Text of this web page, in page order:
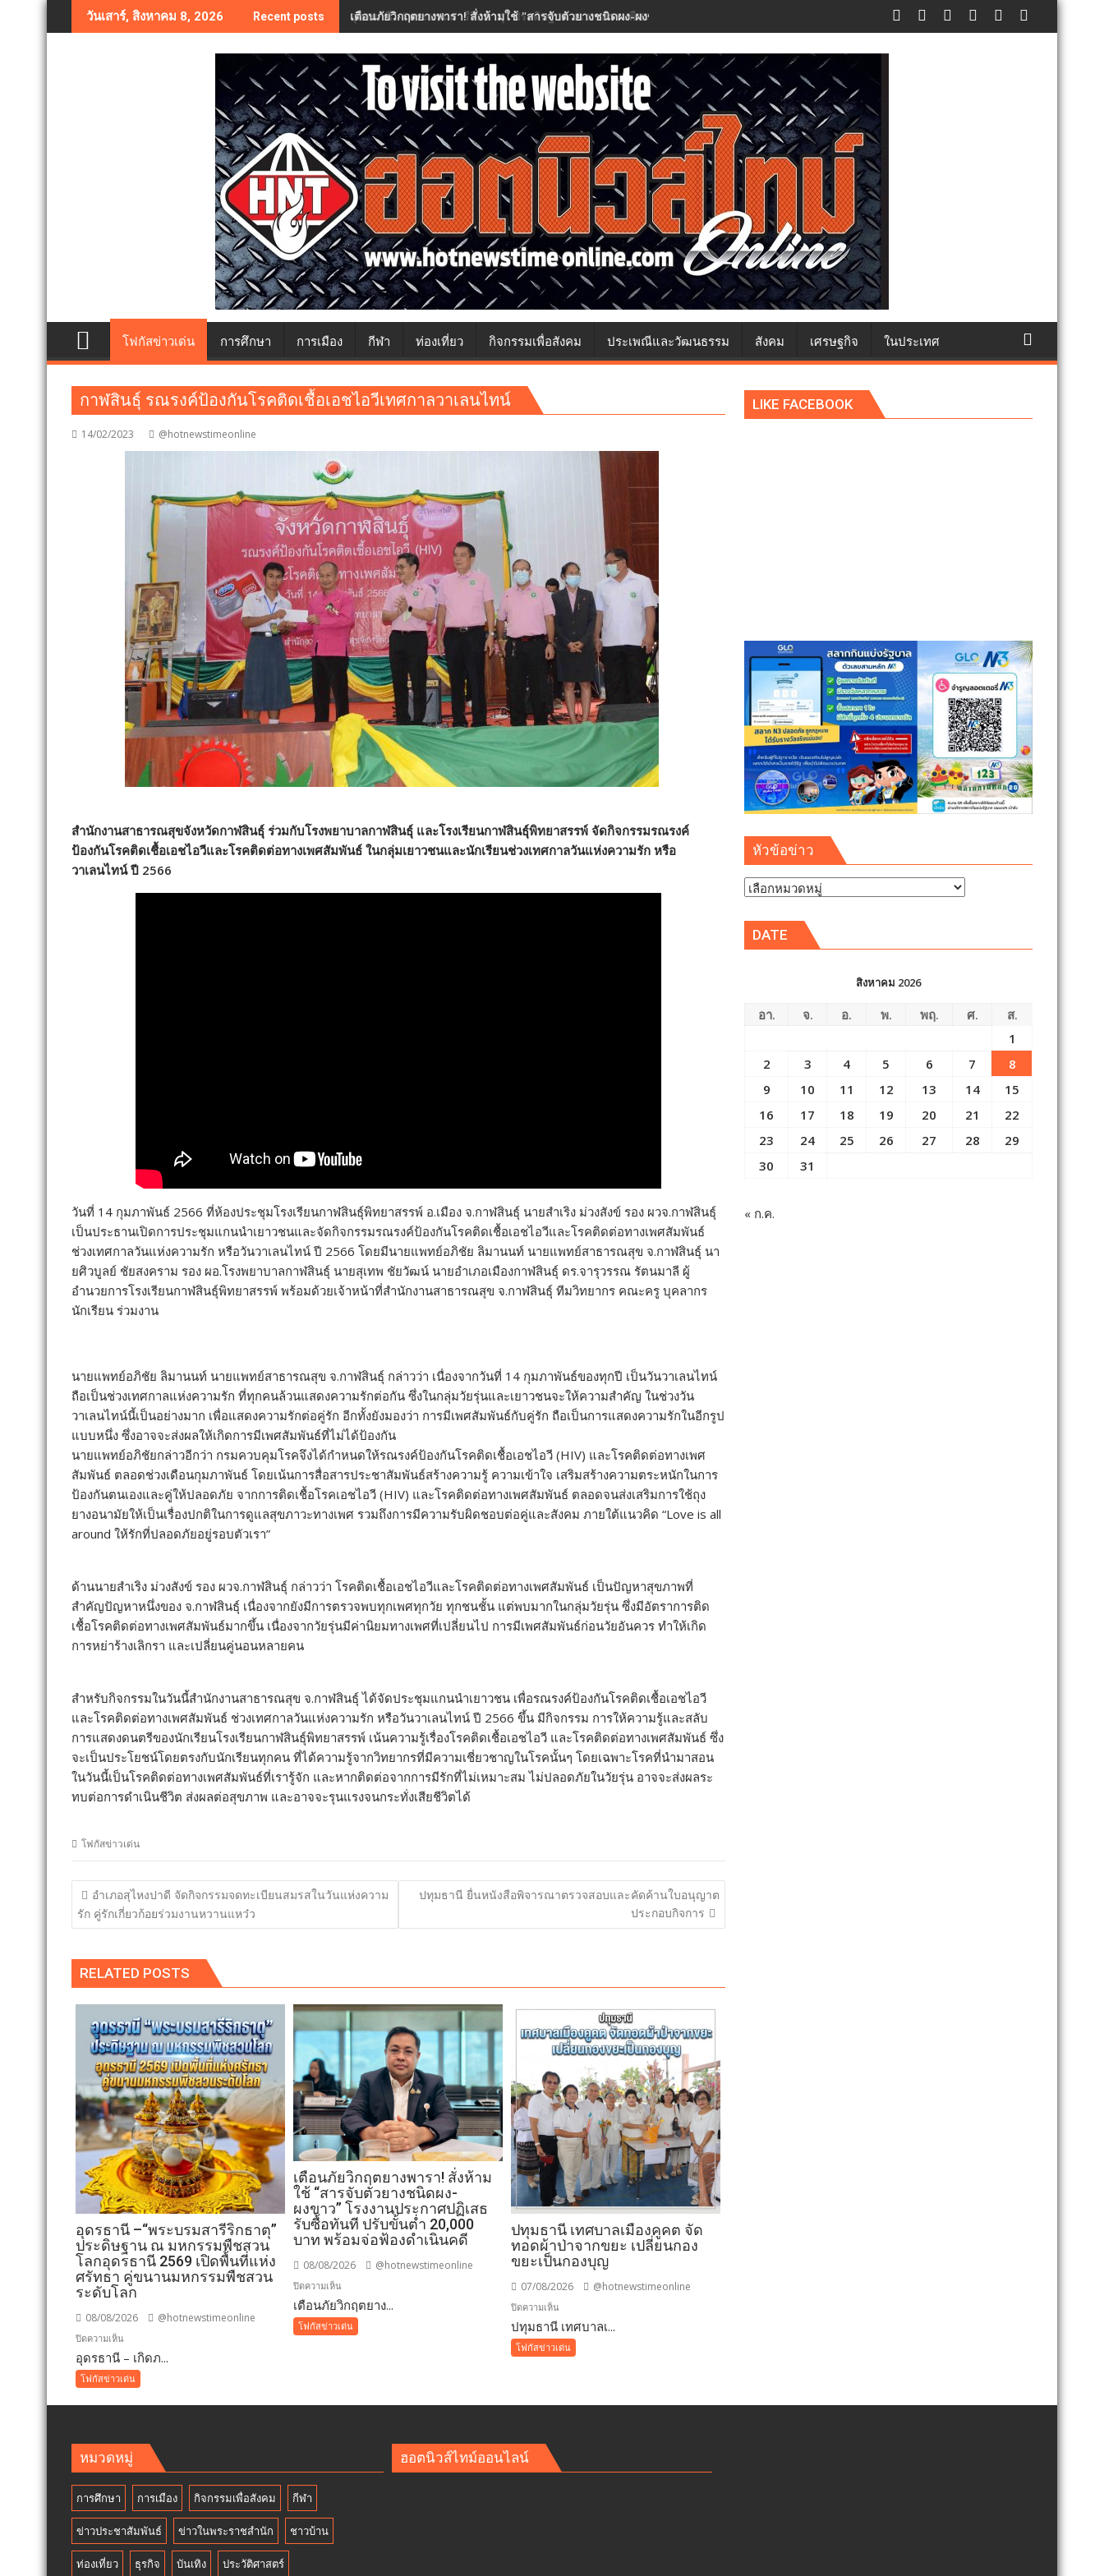
to
วันเสาร์, สิงหาคม 8, 2026 Recent posts เตือนภัยวิกฤตยางพารา! สั่งห้ามใช้ "สารจับตัวยางชนิดผง-ผงขาว" โรงงานประกาศปฏิเสธรับซื้อทันที ปรับขั้นต่ำ 20,000 บาท พร้อมจ่อฟ้องดำเนินคดี
โฟกัสข่าวเด่น การศึกษา การเมือง กีฬา ท่องเที่ยว กิจกรรมเพื่อสังคม ประเพณีและวัฒนธรรม สังคม เศรษฐกิจ ในประเทศ
กาฬสินธุ์ รณรงค์ป้องกันโรคติดเชื้อเอชไอวีเทศกาลวาเลนไทน์
14/02/2023 @hotnewstimeonline
สำนักงานสาธารณสุขจังหวัดกาฬสินธุ์ ร่วมกับโรงพยาบาลกาฬสินธุ์ และโรงเรียนกาฬสินธุ์พิทยาสรรพ์ จัดกิจกรรมรณรงค์
ป้องกันโรคติดเชื้อเอชไอวีและโรคติดต่อทางเพศสัมพันธ์ ในกลุ่มเยาวชนและนักเรียนช่วงเทศกาลวันแห่งความรัก หรือ
วาเลนไทน์ ปี 2566
วันที่ 14 กุมภาพันธ์ 2566 ที่ห้องประชุมโรงเรียนกาฬสินธุ์พิทยาสรรพ์ อ.เมือง จ.กาฬสินธุ์ นายสำเริง ม่วงสังข์ รอง ผวจ.กาฬสินธุ์
เป็นประธานเปิดการประชุมแกนนำเยาวชนและจัดกิจกรรมรณรงค์ป้องกันโรคติดเชื้อเอชไอวีและโรคติดต่อทางเพศสัมพันธ์
ช่วงเทศกาลวันแห่งความรัก หรือวันวาเลนไทน์ ปี 2566 โดยมีนายแพทย์อภิชัย ลิมานนท์ นายแพทย์สาธารณสุข จ.กาฬสินธุ์ นา
ยศิวบูลย์ ชัยสงคราม รอง ผอ.โรงพยาบาลกาฬสินธุ์ นายสุเทพ ชัยวัฒน์ นายอำเภอเมืองกาฬสินธุ์ ดร.จารุวรรณ รัตนมาลี ผู้
อำนวยการโรงเรียนกาฬสินธุ์พิทยาสรรพ์ พร้อมด้วยเจ้าหน้าที่สำนักงานสาธารณสุข จ.กาฬสินธุ์ ทีมวิทยากร คณะครู บุคลากร
นักเรียน ร่วมงาน
นายแพทย์อภิชัย ลิมานนท์ นายแพทย์สาธารณสุข จ.กาฬสินธุ์ กล่าวว่า เนื่องจากวันที่ 14 กุมภาพันธ์ของทุกปี เป็นวันวาเลนไทน์
ถือเป็นช่วงเทศกาลแห่งความรัก ที่ทุกคนล้วนแสดงความรักต่อกัน ซึ่งในกลุ่มวัยรุ่นและเยาวชนจะให้ความสำคัญ ในช่วงวัน
วาเลนไทน์นี้เป็นอย่างมาก เพื่อแสดงความรักต่อคู่รัก อีกทั้งยังมองว่า การมีเพศสัมพันธ์กับคู่รัก ถือเป็นการแสดงความรักในอีกรูป
แบบหนึ่ง ซึ่งอาจจะส่งผลให้เกิดการมีเพศสัมพันธ์ที่ไม่ได้ป้องกัน
นายแพทย์อภิชัยกล่าวอีกว่า กรมควบคุมโรคจึงได้กำหนดให้รณรงค์ป้องกันโรคติดเชื้อเอชไอวี (HIV) และโรคติดต่อทางเพศ
สัมพันธ์ ตลอดช่วงเดือนกุมภาพันธ์ โดยเน้นการสื่อสารประชาสัมพันธ์สร้างความรู้ ความเข้าใจ เสริมสร้างความตระหนักในการ
ป้องกันตนเองและคู่ให้ปลอดภัย จากการติดเชื้อโรคเอชไอวี (HIV) และโรคติดต่อทางเพศสัมพันธ์ ตลอดจนส่งเสริมการใช้ถุง
ยางอนามัยให้เป็นเรื่องปกติในการดูแลสุขภาวะทางเพศ รวมถึงการมีความรับผิดชอบต่อคู่และสังคม ภายใต้แนวคิด “Love is all
around ให้รักที่ปลอดภัยอยู่รอบตัวเรา”
ด้านนายสำเริง ม่วงสังข์ รอง ผวจ.กาฬสินธุ์ กล่าวว่า โรคติดเชื้อเอชไอวีและโรคติดต่อทางเพศสัมพันธ์ เป็นปัญหาสุขภาพที่
สำคัญปัญหาหนึ่งของ จ.กาฬสินธุ์ เนื่องจากยังมีการตรวจพบทุกเพศทุกวัย ทุกชนชั้น แต่พบมากในกลุ่มวัยรุ่น ซึ่งมีอัตราการติด
เชื้อโรคติดต่อทางเพศสัมพันธ์มากขึ้น เนื่องจากวัยรุ่นมีค่านิยมทางเพศที่เปลี่ยนไป การมีเพศสัมพันธ์ก่อนวัยอันควร ทำให้เกิด
การหย่าร้างเลิกรา และเปลี่ยนคู่นอนหลายคน
สำหรับกิจกรรมในวันนี้สำนักงานสาธารณสุข จ.กาฬสินธุ์ ได้จัดประชุมแกนนำเยาวชน เพื่อรณรงค์ป้องกันโรคติดเชื้อเอชไอวี
และโรคติดต่อทางเพศสัมพันธ์ ช่วงเทศกาลวันแห่งความรัก หรือวันวาเลนไทน์ ปี 2566 ขึ้น มีกิจกรรม การให้ความรู้และสลับ
การแสดงดนตรีของนักเรียนโรงเรียนกาฬสินธุ์พิทยาสรรพ์ เน้นความรู้เรื่องโรคติดเชื้อเอชไอวี และโรคติดต่อทางเพศสัมพันธ์ ซึ่ง
จะเป็นประโยชน์โดยตรงกับนักเรียนทุกคน ที่ได้ความรู้จากวิทยากรที่มีความเชี่ยวชาญในโรคนั้นๆ โดยเฉพาะโรคที่นำมาสอน
ในวันนี้เป็นโรคติดต่อทางเพศสัมพันธ์ที่เรารู้จัก และหากติดต่อจากการมีรักที่ไม่เหมาะสม ไม่ปลอดภัยในวัยรุ่น อาจจะส่งผลระ
ทบต่อการดำเนินชีวิต ส่งผลต่อสุขภาพ และอาจจะรุนแรงจนกระทั่งเสียชีวิตได้
โฟกัสข่าวเด่น
แนะแนว
เรื่อง
อำเภอสุไหงปาดี จัดกิจกรรมจดทะเบียนสมรสในวันแห่งความ
รัก คู่รักเกี่ยวก้อยร่วมงานหวานแหว๋ว
ปทุมธานี ยื่นหนังสือพิจารณาตรวจสอบและคัดค้านใบอนุญาต
ประกอบกิจการ
RELATED POSTS
อุดรธานี –“พระบรมสารีริกธาตุ”
ประดิษฐาน ณ มหกรรมพืชสวน
โลกอุดรธานี 2569 เปิดพื้นที่แห่ง
ศรัทธา คู่ขนานมหกรรมพืชสวน
ระดับโลก
08/08/2026 @hotnewstimeonline
ปิดความเห็น
อุดรธานี
–“พระบรม
สารีริกธาตุ”
มหกรรม
พืช
สวน
โลก
อุดรธานี
2569
เปิด
พื้นที่
อุดรธานี – เกิดภ...
โฟกัสข่าวเด่น
เตือนภัยวิกฤตยางพารา! สั่งห้าม
ใช้ “สารจับตัวยางชนิดผง-
ผงขาว” โรงงานประกาศปฏิเสธ
รับซื้อทันที ปรับขั้นต่ำ 20,000
บาท พร้อมจ่อฟ้องดำเนินคดี
08/08/2026 @hotnewstimeonline
ปิดความเห็น
เตือน
ภัย
วิกฤต
เตือนภัยวิกฤตยาง...
โฟกัสข่าวเด่น
ปทุมธานี เทศบาลเมืองคูคต จัด
ทอดผ้าป่าจากขยะ เปลี่ยนกอง
ขยะเป็นกองบุญ
07/08/2026 @hotnewstimeonline
ปิดความเห็น
ปทุมธานี
เทศบาล
เมือง
ขยะ
ปทุมธานี เทศบาลเ...
โฟกัสข่าวเด่น
LIKE FACEBOOK
หัวข้อข่าว
หัวข้อ
DATE
สิงหาคม 2026
อา. จ. อ. พ. พฤ. ศ.
ส.
1
2
3 4 5 6 7
8
9
10 11 12 13 14
15
16
17 18 19 20 21
22
23
24 25 26 27 28
29
30
31
« ก.ค.
หมวดหมู่
การศึกษา การเมือง กิจกรรมเพื่อสังคม กีฬา
ข่าวประชาสัมพันธ์ ข่าวในพระราชสำนัก ชาวบ้าน
ท่องเที่ยว ธุรกิจ บันเทิง ประวัติศาสตร์
ฮอตนิวส์ไทม์ออนไลน์